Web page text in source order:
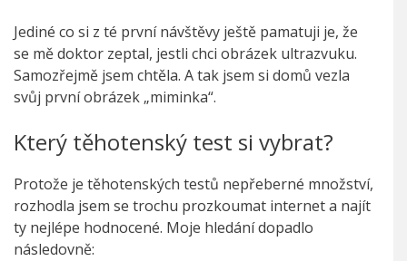
Jediné co si z té první návštěvy ještě pamatuji je, že
se mě doktor zeptal, jestli chci obrázek ultrazvuku.
Samozřejmě jsem chtěla. A tak jsem si domů vezla
svůj první obrázek „miminka“.
Který těhotenský test si vybrat?
Protože je těhotenských testů nepřeberné množství,
rozhodla jsem se trochu prozkoumat internet a najít
ty nejlépe hodnocené. Moje hledání dopadlo
následovně: